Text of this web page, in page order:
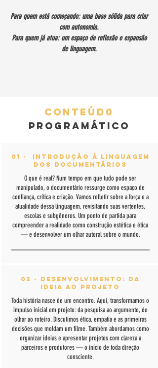
Para quem está começando: uma base sólida para criar
com autonomia.
Para quem já atua: um espaço de reflexão e expansão
de linguagem.
Conteúd0
Programático
01 - Introdução à Linguagem
dos Documentários
​O que é real? Num tempo em que tudo pode ser
manipulado, o documentário ressurge como espaço de
confiança, crítica e criação. Vamos refletir sobre a força e a
atualidade dessa linguagem, revisitando suas vertentes,
escolas e subgêneros. Um ponto de partida para
compreender a realidade como construção estética e ética
— e desenvolver um olhar autoral sobre o mundo.
02 - Desenvolvimento: Da
Ideia ao Projeto
Toda história nasce de um encontro. Aqui, transformamos o
impulso inicial em projeto: da pesquisa ao argumento, do
olhar ao roteiro. Discutimos ética, empatia e as primeiras
decisões que moldam um filme. Também abordamos como
organizar ideias e apresentar projetos com clareza a
parceiros e produtores — o início de toda direção
consciente.